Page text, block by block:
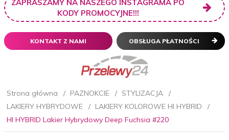
ZAPRASZAMY NA NASZEGO INSTAGRAMA PO
KODY PROMOCYJNE!!!
KONTAKT Z NAMI OBSŁUGA PŁATNOŚCI
Strona główna PAZNOKCIE
STYLIZACJA
LAKIERY HYBRYDOWE
LAKIERY KOLOROWE HI HYBRID
HI HYBRID Lakier Hybrydowy Deep Fuchsia #220